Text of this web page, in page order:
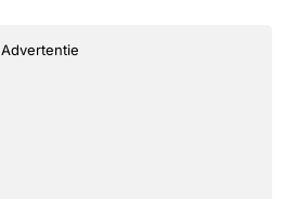
Advertentie